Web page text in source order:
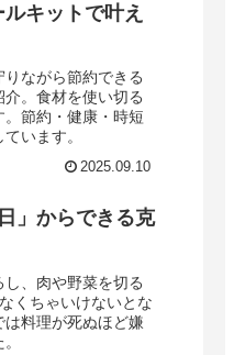
キットで叶え
ながら節約できる
。食材を使い切る
節約・健康・時短
います。
2025.09.10
」からできる克
、肉や野菜を切る
くちゃいけないとな
料理が死ぬほど嫌